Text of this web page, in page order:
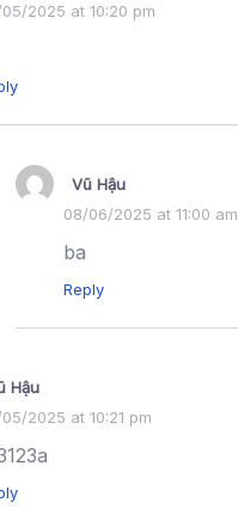
2025 at 10:20 pm
Vũ Hậu
08/06/2025 at 11:00 am
ba
Reply
Hậu
2025 at 10:21 pm